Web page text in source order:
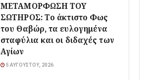
ΜΕΤΑΜΟΡΦΩΣΗ ΤΟΥ
ΣΩΤΗΡΟΣ: Το άκτιστο Φως
του Θαβώρ, τα ευλογημένα
σταφύλια και οι διδαχές των
Αγίων
5 ΑΥΓΟΎΣΤΟΥ, 2026